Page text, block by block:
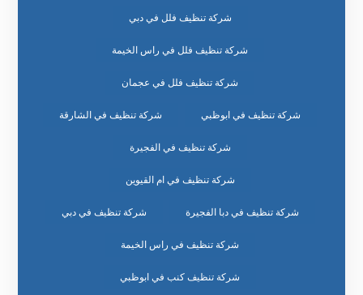
شركة تنظيف فلل في دبي
شركة تنظيف فلل في راس الخيمة
شركة تنظيف فلل في عجمان
شركة تنظيف في ابوظبي شركة تنظيف في الشارقة
شركة تنظيف في الفجيرة
شركة تنظيف في ام القيوين
شركة تنظيف في دبا الفجيرة شركة تنظيف في دبي
شركة تنظيف في راس الخيمة
شركة تنظيف كنب في ابوظبي